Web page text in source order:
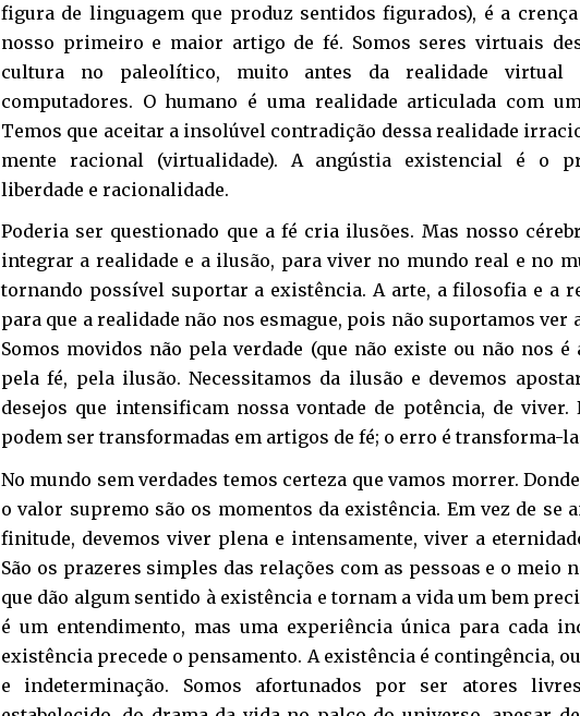
figura de linguagem que produz sentidos figurados), é a
nosso primeiro e maior artigo de fé. Somos seres virtuais
cultura no paleolítico, muito antes da realidade virtual
computadores. O humano é uma realidade articulada com
Temos que aceitar a insolúvel contradição dessa realidade
mente racional (virtualidade). A angústia existencial é o
liberdade e racionalidade.
Poderia ser questionado que a fé cria ilusões. Mas nosso
integrar a realidade e a ilusão, para viver no mundo real e no
tornando possível suportar a existência. A arte, a filosofia e a
para que a realidade não nos esmague, pois não suportamos ver
Somos movidos não pela verdade (que não existe ou não nos é
pela fé, pela ilusão. Necessitamos da ilusão e devemos
desejos que intensificam nossa vontade de potência, de viver.
podem ser transformadas em artigos de fé; o erro é transforma-
No mundo sem verdades temos certeza que vamos morrer.
o valor supremo são os momentos da existência. Em vez de se
finitude, devemos viver plena e intensamente, viver a
São os prazeres simples das relações com as pessoas e o meio
que dão algum sentido à existência e tornam a vida um bem
é um entendimento, mas uma experiência única para cada
existência precede o pensamento. A existência é contingência,
e indeterminação. Somos afortunados por ser atores